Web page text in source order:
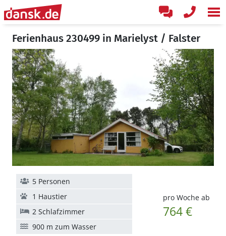
Ferienhaus 230499 in Marielyst / Falster
pro Woche ab
764 €
5 Personen
1 Haustier
2 Schlafzimmer
900 m zum Wasser